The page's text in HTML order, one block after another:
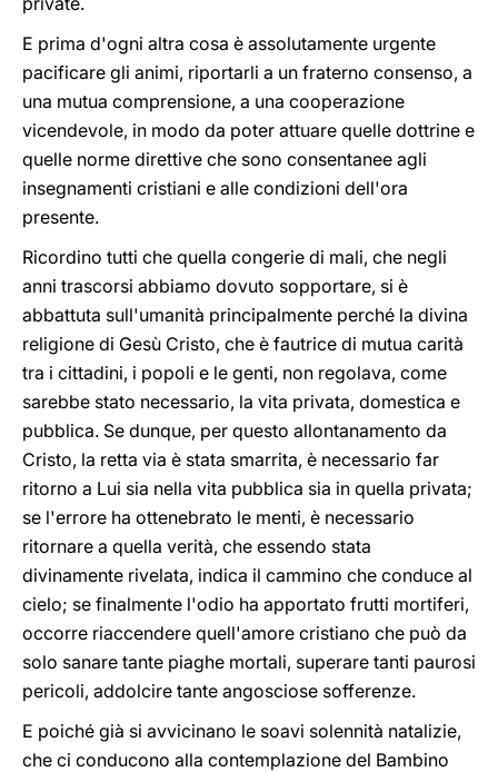
E prima d'ogni altra cosa è assolutamente urgente
pacificare gli animi, riportarli a un fraterno consenso, a
una mutua comprensione, a una cooperazione
vicendevole, in modo da poter attuare quelle dottrine e
quelle norme direttive che sono consentanee agli
insegnamenti cristiani e alle condizioni dell'ora
presente.
Ricordino tutti che quella congerie di mali, che negli
anni trascorsi abbiamo dovuto sopportare, si è
abbattuta sull'umanità principalmente perché la divina
religione di Gesù Cristo, che è fautrice di mutua carità
tra i cittadini, i popoli e le genti, non regolava, come
sarebbe stato necessario, la vita privata, domestica e
pubblica. Se dunque, per questo allontanamento da
Cristo, la retta via è stata smarrita, è necessario far
ritorno a Lui sia nella vita pubblica sia in quella privata;
se l'errore ha ottenebrato le menti, è necessario
ritornare a quella verità, che essendo stata
divinamente rivelata, indica il cammino che conduce al
cielo; se finalmente l'odio ha apportato frutti mortiferi,
occorre riaccendere quell'amore cristiano che può da
solo sanare tante piaghe mortali, superare tanti paurosi
pericoli, addolcire tante angosciose sofferenze.
E poiché già si avvicinano le soavi solennità natalizie,
che ci conducono alla contemplazione del Bambino